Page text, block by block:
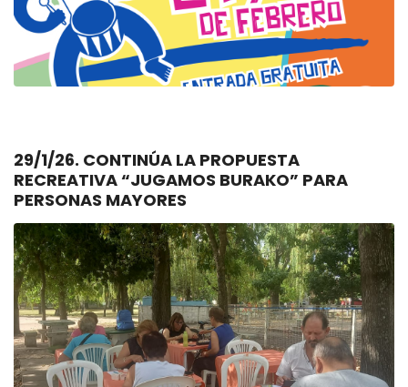
29/1/26. CONTINÚA LA PROPUESTA
RECREATIVA “JUGAMOS BURAKO” PARA
PERSONAS MAYORES